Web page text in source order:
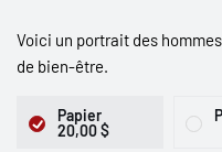
Voici un portrait des
de bien-être.
Papier
20,00 $